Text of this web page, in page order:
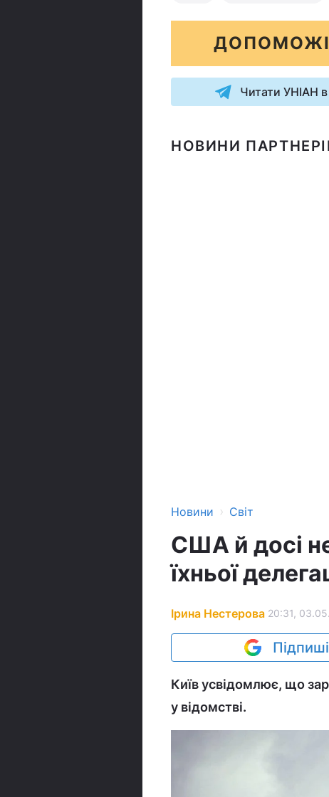
Читати УНІАН
НОВИНИ
Новини › Світ
США й досі
їхньої
Ірина Нестерова 20:31,
Київ усвідомлює, що
у відомстві.